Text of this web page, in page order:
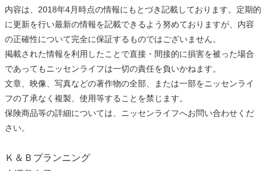
内容は、2018年4月時点の情報にもとづき記載しております。定期的
に更新を行い最新の情報を記載できるよう努めておりますが、内容
の正確性について完全に保証するものではございません。
掲載された情報を利用したことで直接・間接的に損害を被った場合
であってもニッセンライフは一切の責任を負いかねます。
文章、映像、写真などの著作物の全部、または一部をニッセンライ
フの了承なく複製、使用等することを禁じます。
保険商品等の詳細については、ニッセンライフへお問い合わせくだ
さい。
Ｋ＆Ｂプランニング